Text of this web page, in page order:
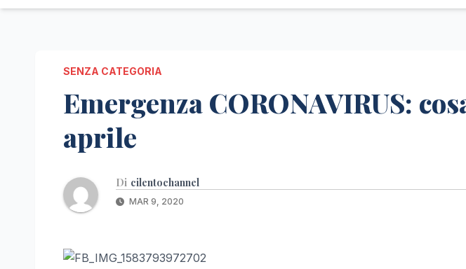
SENZA CATEGORIA
Emergenza CORONAVIRUS:
aprile
Di cilentochannel
MAR 9, 2020